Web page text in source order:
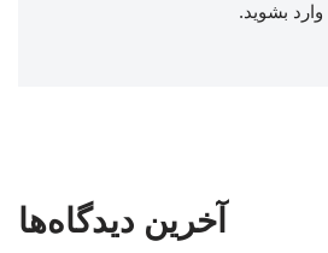
وارد بشوید.
آخرین دیدگاه‌ها